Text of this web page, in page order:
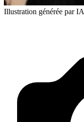
Illustration générée par IA